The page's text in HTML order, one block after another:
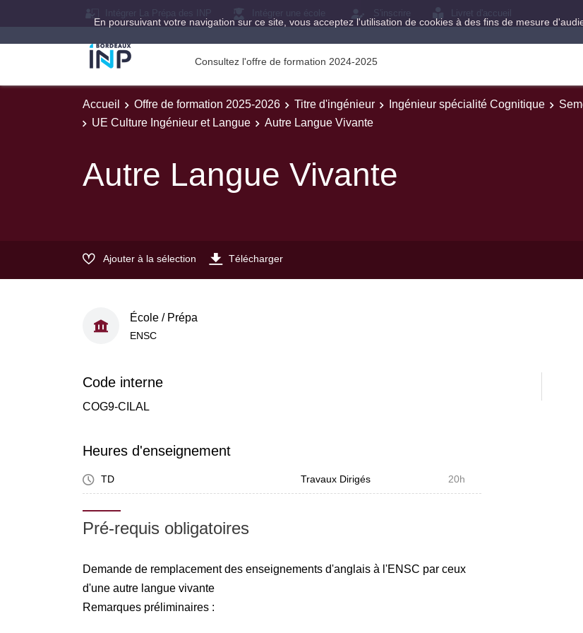
En poursuivant votre navigation sur ce site, vous acceptez l'utilisation de cookies à des fins de mesure
Intégrer La Prépa des INP Intégrer une école S'inscrire Livret d'accueil
Consultez l'offre de formation 2024-2025
Accueil Offre de formation 2025-2026 Titre d'ingénieur Ingénieur spécialité Cognitique
UE Culture Ingénieur et Langue
Autre Langue Vivante
Autre Langue Vivante
Ajouter à la sélection Télécharger
École / Prépa
ENSC
Code interne
COG9-CILAL
Heures d'enseignement
TD Travaux Dirigés 20h
Pré-requis obligatoires
Demande de remplacement des enseignements d'anglais à l'ENSC par ceux
d'une autre langue vivante
Remarques préliminaires :